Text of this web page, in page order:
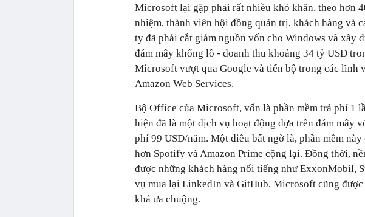
Microsoft lại gặp phải rất nhiều khó khăn, theo hơn
nhiệm, thành viên hội đồng quản trị, khách hàng và
ty đã phải cắt giảm nguồn vốn cho Windows và xây
đám mây khổng lồ - doanh thu khoảng 34 tỷ USD
Microsoft vượt qua Google và tiến bộ trong các lĩnh
Amazon Web Services.
Bộ Office của Microsoft, vốn là phần mềm trả phí 1
hiện đã là một dịch vụ hoạt động dựa trên đám mây
phí 99 USD/năm. Một điều bất ngờ là, phần mềm
hơn Spotify và Amazon Prime cộng lại. Đồng thời,
được những khách hàng nổi tiếng như ExxonMobil,
vụ mua lại LinkedIn và GitHub, Microsoft cũng
khá ưa chuộng.